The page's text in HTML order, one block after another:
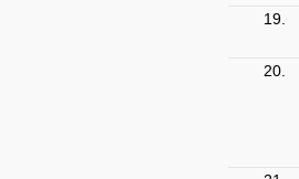
19.
20.